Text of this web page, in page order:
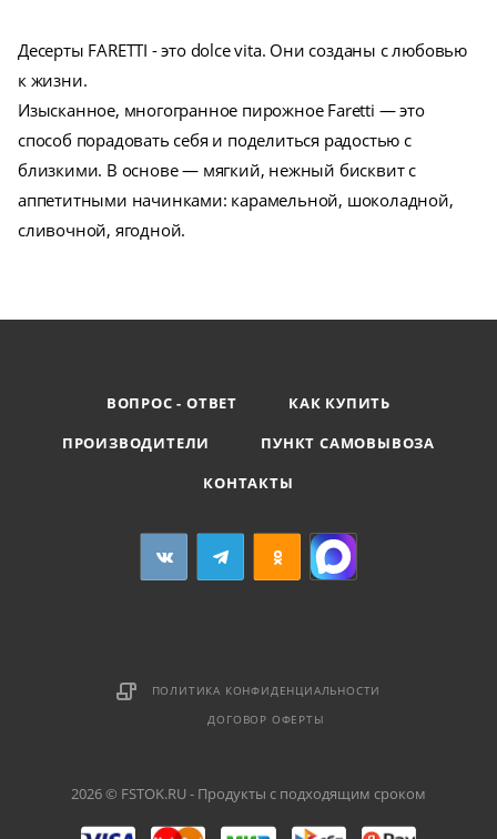
Десерты FARETTI - это dolce vita. Они созданы с любовью
к жизни.
Изысканное, многогранное пирожное Faretti — это
способ порадовать себя и поделиться радостью с
близкими. В основе — мягкий, нежный бисквит с
аппетитными начинками: карамельной, шоколадной,
сливочной, ягодной.
ВОПРОС - ОТВЕТ
КАК КУПИТЬ
ПРОИЗВОДИТЕЛИ
ПУНКТ САМОВЫВОЗА
КОНТАКТЫ
ПОЛИТИКА КОНФИДЕНЦИАЛЬНОСТИ
ДОГОВОР ОФЕРТЫ
2026 © FSTOK.RU - Продукты с подходящим сроком